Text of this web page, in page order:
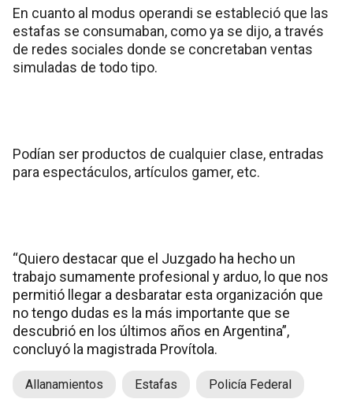
En cuanto al modus operandi se estableció que las
estafas se consumaban, como ya se dijo, a través
de redes sociales donde se concretaban ventas
simuladas de todo tipo.
Podían ser productos de cualquier clase, entradas
para espectáculos, artículos gamer, etc.
“Quiero destacar que el Juzgado ha hecho un
trabajo sumamente profesional y arduo, lo que nos
permitió llegar a desbaratar esta organización que
no tengo dudas es la más importante que se
descubrió en los últimos años en Argentina”,
concluyó la magistrada Provítola.
Allanamientos Estafas Policía Federal